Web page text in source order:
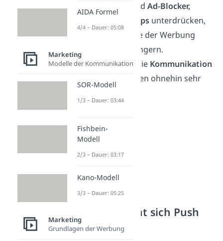
Webseiten und Ad-Blocker,
Pop-Upsunterdrücken,
die Reichweite der Werbung
deutlich verringern.
Zudem läuft die Kommunikation
mit den Kunden ohnehin sehr
Für wen lohnt sich Push
Marketing?
AIDA Formel
4/4 – Dauer: 05:08
Marketing
Modelle der Kommunikation
SOR-Modell
1/3 – Dauer: 03:44
Fishbein-
Modell
2/3 – Dauer: 03:17
Kano-Modell
3/3 – Dauer: 05:25
Marketing
Grundlagen der Werbung